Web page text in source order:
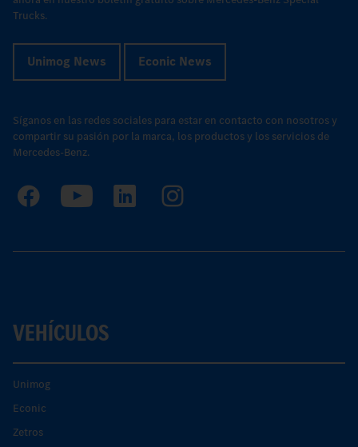
Trucks.
Unimog News Econic News
Síganos en las redes sociales para estar en contacto con nosotros y
compartir su pasión por la marca, los productos y los servicios de
Mercedes-Benz.
VEHÍCULOS
Unimog
Econic
Zetros